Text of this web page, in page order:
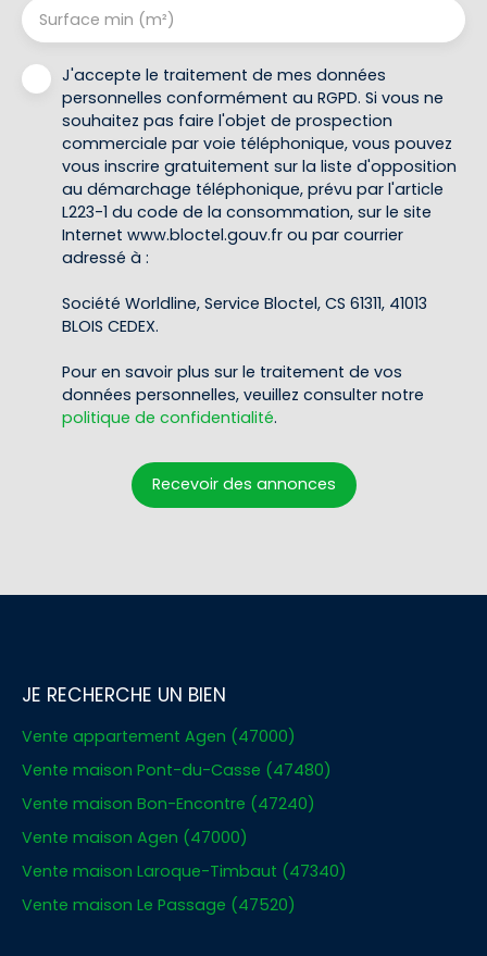
Surface min (m²)
J'accepte le traitement de mes données
personnelles conformément au RGPD. Si vous ne
souhaitez pas faire l'objet de prospection
commerciale par voie téléphonique, vous pouvez
vous inscrire gratuitement sur la liste d'opposition
au démarchage téléphonique, prévu par l'article
L223-1 du code de la consommation, sur le site
Internet www.bloctel.gouv.fr ou par courrier
adressé à :
Société Worldline, Service Bloctel, CS 61311, 41013
BLOIS CEDEX.
Pour en savoir plus sur le traitement de vos
données personnelles, veuillez consulter notre
politique de confidentialité.
Recevoir des annonces
JE RECHERCHE UN BIEN
Vente appartement Agen (47000)
Vente maison Pont-du-Casse (47480)
Vente maison Bon-Encontre (47240)
Vente maison Agen (47000)
Vente maison Laroque-Timbaut (47340)
Vente maison Le Passage (47520)